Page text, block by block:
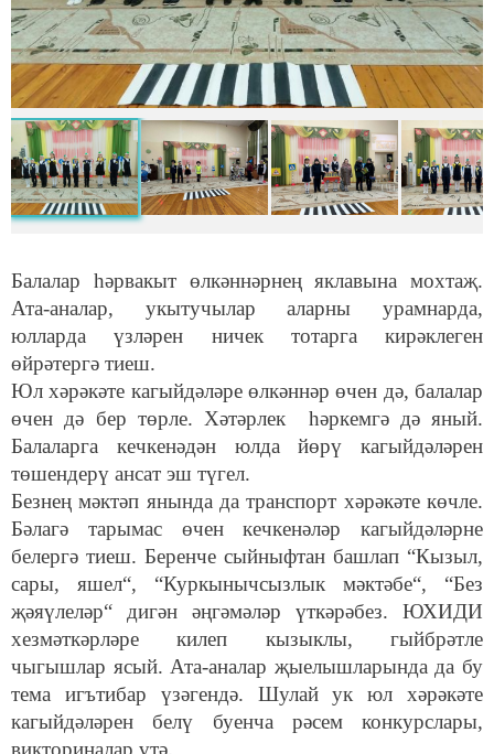
Балалар һәрвакыт өлкәннәрнең яклавына мохтаҗ.
Ата-аналар, укытучылар аларны урамнарда,
юлларда үзләрен ничек тотарга кирәклеген
өйрәтергә тиеш.
Юл хәрәкәте кагыйдәләре өлкәннәр өчен дә, балалар
өчен дә бер төрле. Хәтәрлек һәркемгә дә яный.
Балаларга кечкенәдән юлда йөрү кагыйдәләрен
төшендерү ансат эш түгел.
Безнең мәктәп янында да транспорт хәрәкәте көчле.
Бәлагә тарымас өчен кечкенәләр кагыйдәләрне
белергә тиеш. Беренче сыйныфтан башлап “Кызыл,
сары, яшел“, “Куркынычсызлык мәктәбе“, “Без
җәяүлеләр“ дигән әңгәмәләр үткәрәбез. ЮХИДИ
хезмәткәрләре килеп кызыклы, гыйбрәтле
чыгышлар ясый. Ата-аналар җыелышларында да бу
тема игътибар үзәгендә. Шулай ук юл хәрәкәте
кагыйдәләрен белү буенча рәсем конкурслары,
викториналар үтә.